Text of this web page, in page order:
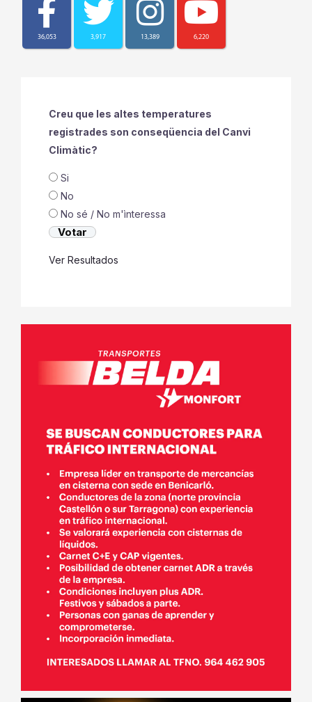
36,053 3,917 13,389 6,220
Creu que les altes temperatures
registrades son conseqüencia del Canvi
Climàtic?
Si
No
No sé / No m'ìnteressa
Ver Resultados